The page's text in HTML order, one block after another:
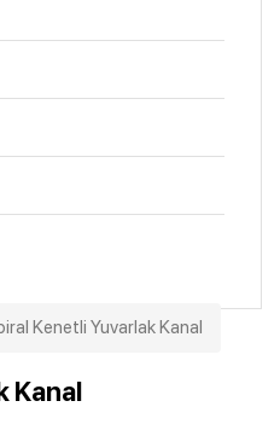
Kenetli Yuvarlak Kanal
Kanal